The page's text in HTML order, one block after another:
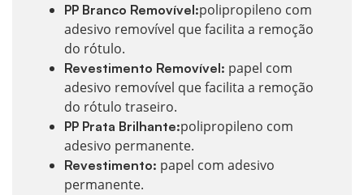
PP Branco Removível:polipropileno com
adesivo removível que facilita a remoção
do rótulo.
Revestimento Removível: papel com
adesivo removível que facilita a remoção
do rótulo traseiro.
PP Prata Brilhante:polipropileno com
adesivo permanente.
Revestimento: papel com adesivo
permanente.